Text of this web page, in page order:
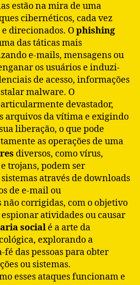
estão na mira de uma
cibernéticos, cada vez
direcionados. Ophishing
das táticas mais
e-mails, mensagens ou
os usuários e induzi-
de acesso, informações
malware. O
devastador,
arquivos da vítima e exigindo
liberação, o que pode
as operações de uma
diversos, como vírus,
trojans, podem ser
através de downloads
de e-mail ou
corrigidas, com o objetivo
atividades ou causar
social é a arte da
explorando a
fé das pessoas para obter
ou sistemas.
esses ataques funcionam e